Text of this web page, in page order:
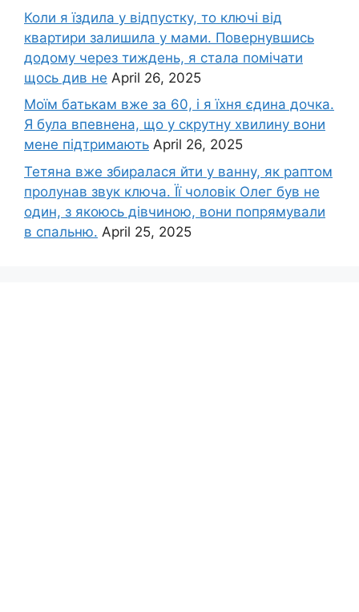
Коли я їздила у відпустку, то ключі від
квартири залишила у мами. Повернувшись
додому через тиждень, я стала помічати
щось див не April 26, 2025
Моїм батькам вже за 60, і я їхня єдина дочка.
Я була впевнена, що у скрутну хвилину вони
мене підтримають April 26, 2025
Тетяна вже збиралася йти у ванну, як раптом
пролунав звук ключа. Її чоловік Олег був не
один, з якоюсь дівчиною, вони попрямували
в спальню. April 25, 2025